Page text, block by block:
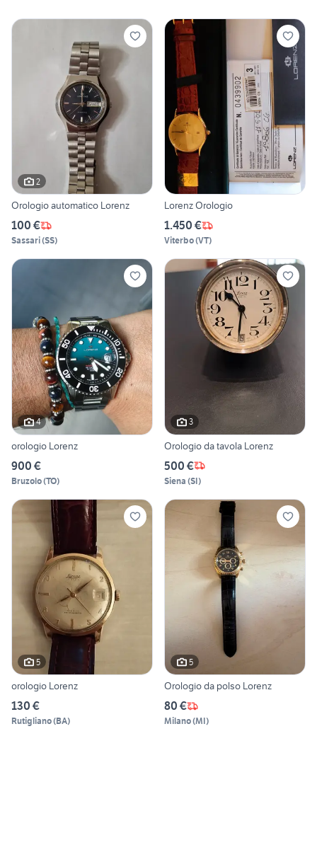
2
Orologio automatico Lorenz
100 €
Sassari(SS)
Lorenz Orologio
1.450 €
Viterbo(VT)
4
orologio Lorenz
900 €
Bruzolo(TO)
3
Orologio da tavola Lorenz
500 €
Siena (SI)
5
orologio Lorenz
130 €
Rutigliano(BA)
5
Orologio da polso Lorenz
80 €
Milano(MI)